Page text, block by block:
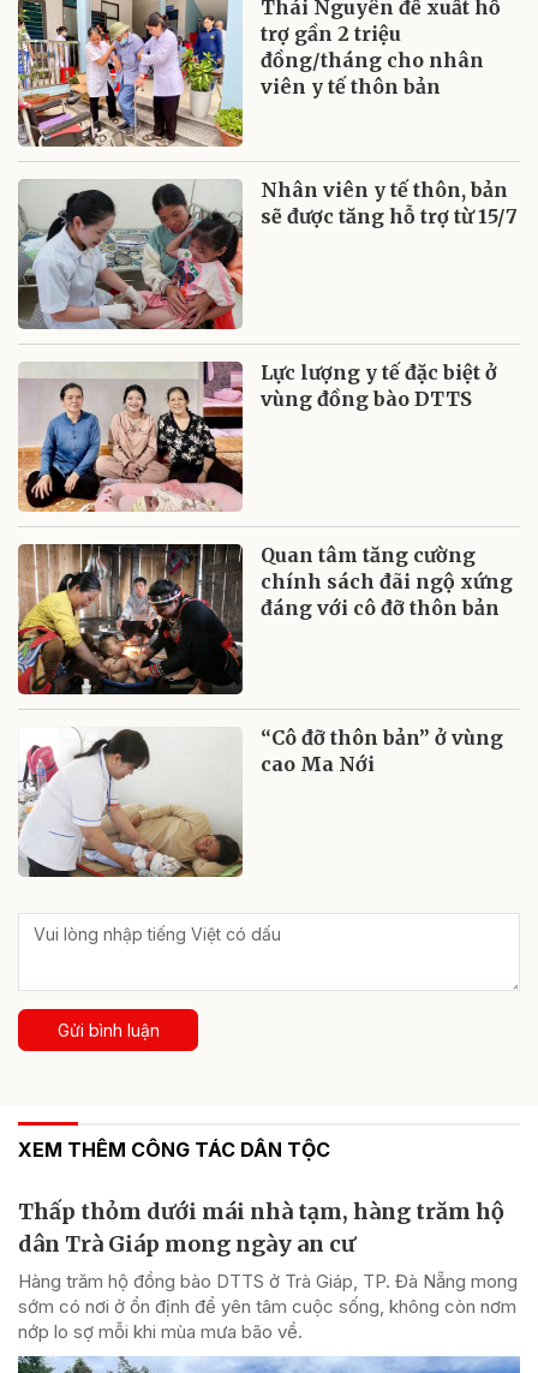
Thái Nguyên đề xuất hỗ
trợ gần 2 triệu
đồng/tháng cho nhân
viên y tế thôn bản
Nhân viên y tế thôn, bản
sẽ được tăng hỗ trợ từ 15/7
Lực lượng y tế đặc biệt ở
vùng đồng bào DTTS
Quan tâm tăng cường
chính sách đãi ngộ xứng
đáng với cô đỡ thôn bản
“Cô đỡ thôn bản” ở vùng
cao Ma Nới
Gửi bình luận
XEM THÊM CÔNG TÁC DÂN TỘC
Thấp thỏm dưới mái nhà tạm, hàng trăm hộ
dân Trà Giáp mong ngày an cư
Hàng trăm hộ đồng bào DTTS ở Trà Giáp, TP. Đà Nẵng mong
sớm có nơi ở ổn định để yên tâm cuộc sống, không còn nơm
nớp lo sợ mỗi khi mùa mưa bão về.